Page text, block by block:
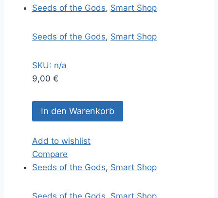
Seeds of the Gods, Smart Shop
Seeds of the Gods, Smart Shop
SKU: n/a
9,00 €
In den Warenkorb
Add to wishlist
Compare
Seeds of the Gods, Smart Shop
Seeds of the Gods, Smart Shop